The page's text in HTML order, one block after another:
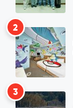
2
3